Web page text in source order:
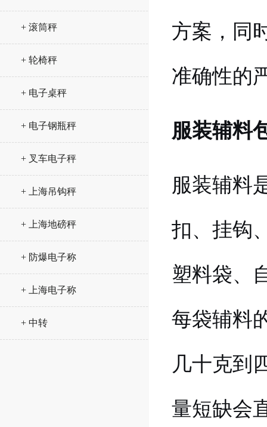
+ 滚筒秤
+ 轮椅秤
+ 电子桌秤
+ 电子钢瓶秤
+ 叉车电子秤
+ 上海吊钩秤
+ 上海地磅秤
+ 防爆电子称
+ 上海电子称
+ 中转
方案，同
准确性的
服装辅料
服装辅料
扣、挂钩
塑料袋、
每袋辅料
几十克到
量短缺会